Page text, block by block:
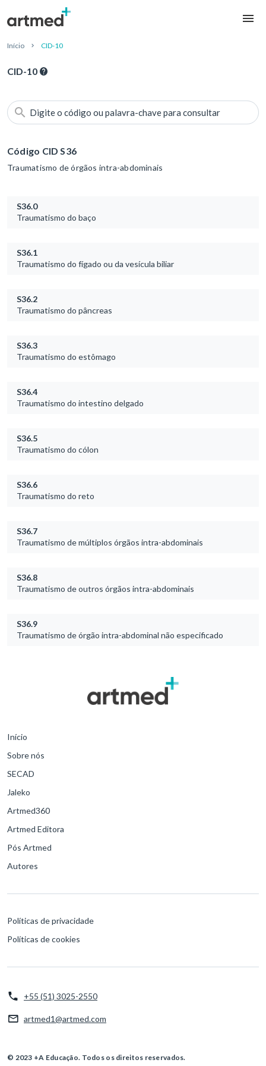
Início CID-10
CID-10
Digite o código ou palavra-chave para consultar
Código CID S36
Traumatismo de órgãos intra-abdominais
S36.0
Traumatismo do baço
S36.1
Traumatismo do fígado ou da vesícula biliar
S36.2
Traumatismo do pâncreas
S36.3
Traumatismo do estômago
S36.4
Traumatismo do intestino delgado
S36.5
Traumatismo do cólon
S36.6
Traumatismo do reto
S36.7
Traumatismo de múltiplos órgãos intra-abdominais
S36.8
Traumatismo de outros órgãos intra-abdominais
S36.9
Traumatismo de órgão intra-abdominal não especificado
Início
Sobre nós
SECAD
Jaleko
Artmed360
Artmed Editora
Pós Artmed
Autores
Políticas de privacidade
Políticas de cookies
+55 (51) 3025-2550
artmed1@artmed.com
© 2023 +A Educação. Todos os direitos reservados.